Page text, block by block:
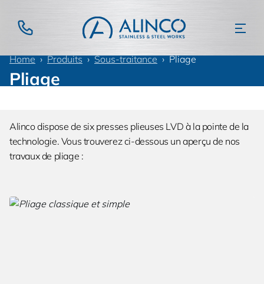
Home Produits Sous-traitance Pliage
Pliage
Alinco dispose de six presses plieuses LVD à la pointe de la
technologie. Vous trouverez ci-dessous un aperçu de nos
travaux de pliage :